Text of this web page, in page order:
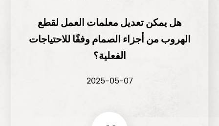
هل يمكن تعديل معلمات العمل لقطع
الهروب من أجزاء الصمام وفقًا للاحتياجات
الفعلية؟
2025-05-07